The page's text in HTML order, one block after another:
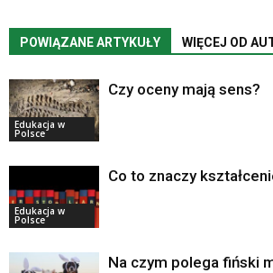
POWIĄZANE ARTYKUŁY WIĘCEJ OD
Edukacja w
Polsce
Czy oceny mają sens?
Edukacja w
Polsce
Co to znaczy
Na czym polega fiński